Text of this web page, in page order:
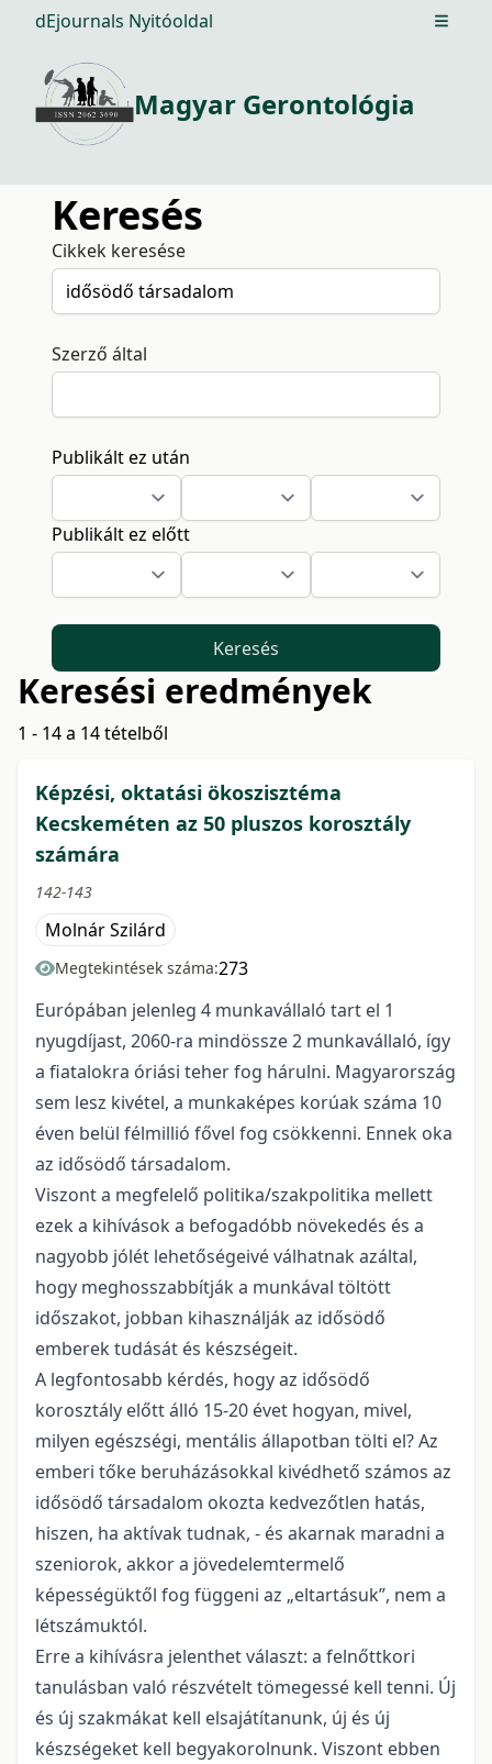
dEjournals Nyitóoldal Open
Magyar Gerontológia
Keresés
Cikkek keresése
Szerző által
Publikált ez után
Publikált ez előtt
Keresés
Keresési eredmények
1 - 14 a 14 tételből
Képzési, oktatási ökoszisztéma
Kecskeméten az 50 pluszos korosztály
számára
142-143
Molnár Szilárd
Megtekintések száma:273
Európában jelenleg 4 munkavállaló tart el 1
nyugdíjast, 2060-ra mindössze 2 munkavállaló, így
a fiatalokra óriási teher fog hárulni. Magyarország
sem lesz kivétel, a munkaképes korúak száma 10
éven belül félmillió fővel fog csökkenni. Ennek oka
az idősödő társadalom.
Viszont a megfelelő politika/szakpolitika mellett
ezek a kihívások a befogadóbb növekedés és a
nagyobb jólét lehetőségeivé válhatnak azáltal,
hogy meghosszabbítják a munkával töltött
időszakot, jobban kihasználják az idősödő
emberek tudását és készségeit.
A legfontosabb kérdés, hogy az idősödő
korosztály előtt álló 15-20 évet hogyan, mivel,
milyen egészségi, mentális állapotban tölti el? Az
emberi tőke beruházásokkal kivédhető számos az
idősödő társadalom okozta kedvezőtlen hatás,
hiszen, ha aktívak tudnak, - és akarnak maradni a
szeniorok, akkor a jövedelemtermelő
képességüktől fog függeni az „eltartásuk”, nem a
létszámuktól.
Erre a kihívásra jelenthet választ: a felnőttkori
tanulásban való részvételt tömegessé kell tenni. Új
és új szakmákat kell elsajátítanunk, új és új
készségeket kell begyakorolnunk. Viszont ebben